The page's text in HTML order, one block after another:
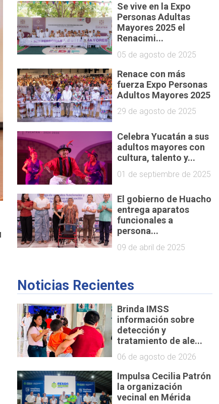
Se vive en la Expo
Personas Adultas
Mayores 2025 el
Renacimi...
05 de agosto de 2025
Renace con más
fuerza Expo Personas
Adultos Mayores 2025
29 de agosto de 2025
Celebra Yucatán a sus
adultos mayores con
cultura, talento y...
01 de septiembre de 2025
El gobierno de Huacho
entrega aparatos
funcionales a
persona...
09 de abril de 2025
Noticias Recientes
Brinda IMSS
información sobre
detección y
tratamiento de ale...
06 de agosto de 2026
Impulsa Cecilia Patrón
la organización
vecinal en Mérida